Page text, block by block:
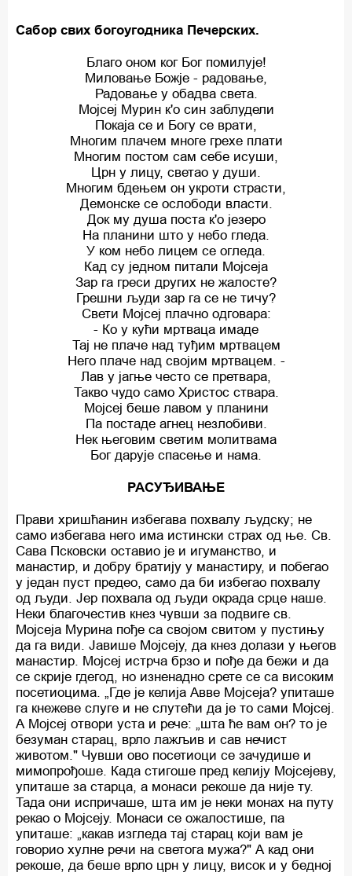
Сабор свих богоугодника Печерских.
Благо оном ког Бог помилује!
Миловање Божје - радовање,
Радовање у обадва света.
Мојсеј Мурин к'о син заблудели
Покаја се и Богу се врати,
Многим плачем многе грехе плати
Многим постом сам себе исуши,
Црн у лицу, светао у души.
Многим бдењем он укроти страсти,
Демонске се ослободи власти.
Док му душа поста к'о језеро
На планини што у небо гледа.
У ком небо лицем се огледа.
Кад су једном питали Мојсеја
Зар га греси других не жалосте?
Грешни људи зар га се не тичу?
Свети Мојсеј плачно одговара:
- Ко у кући мртваца имаде
Тај не плаче над туђим мртвацем
Него плаче над својим мртвацем. -
Лав у јагње често се претвара,
Такво чудо само Христос ствара.
Мојсеј беше лавом у планини
Па постаде агнец незлобиви.
Нек његовим светим молитвама
Бог дарује спасење и нама.
РАСУЂИВАЊЕ
Прави хришћанин избегава похвалу људску; не
само избегава него има истински страх од ње. Св.
Сава Псковски оставио је и игуманство, и
манастир, и добру братију у манастиру, и побегао
у један пуст предео, само да би избегао похвалу
од људи. Јер похвала од људи окрада срце наше.
Неки благочестив кнез чувши за подвиге св.
Мојсеја Мурина пође са својом свитом у пустињу
да га види. Јавише Мојсеју, да кнез долази у његов
манастир. Мојсеј истрча брзо и пође да бежи и да
се скрије гдегод, но изненадно срете се са високим
посетиоцима. „Где је келија Авве Мојсеја? упиташе
га кнежеве слуге и не слутећи да је то сами Мојсеј.
А Мојсеј отвори уста и рече: „шта ће вам он? то је
безуман старац, врло лажљив и сав нечист
животом." Чувши ово посетиоци се зачудише и
мимопрођоше. Када стигоше пред келију Мојсејеву,
упиташе за старца, а монаси рекоше да није ту.
Тада они испричаше, шта им је неки монах на путу
рекао о Мојсеју. Монаси се ожалостише, па
упиташе: „какав изгледа тај старац који вам је
говорио хулне речи на светога мужа?" А кад они
рекоше, да беше врло црн у лицу, висок и у бедној